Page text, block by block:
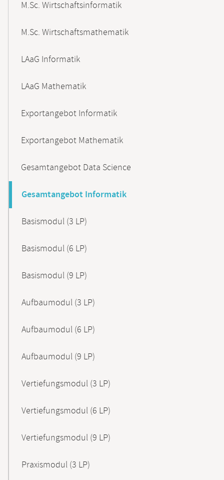
M.Sc. Wirtschaftsinformatik
M.Sc. Wirtschaftsmathematik
LAaG Informatik
LAaG Mathematik
Exportangebot Informatik
Exportangebot Mathematik
Gesamtangebot Data Science
Gesamtangebot Informatik
Basismodul (3 LP)
Basismodul (6 LP)
Basismodul (9 LP)
Aufbaumodul (3 LP)
Aufbaumodul (6 LP)
Aufbaumodul (9 LP)
Vertiefungsmodul (3 LP)
Vertiefungsmodul (6 LP)
Vertiefungsmodul (9 LP)
Praxismodul (3 LP)